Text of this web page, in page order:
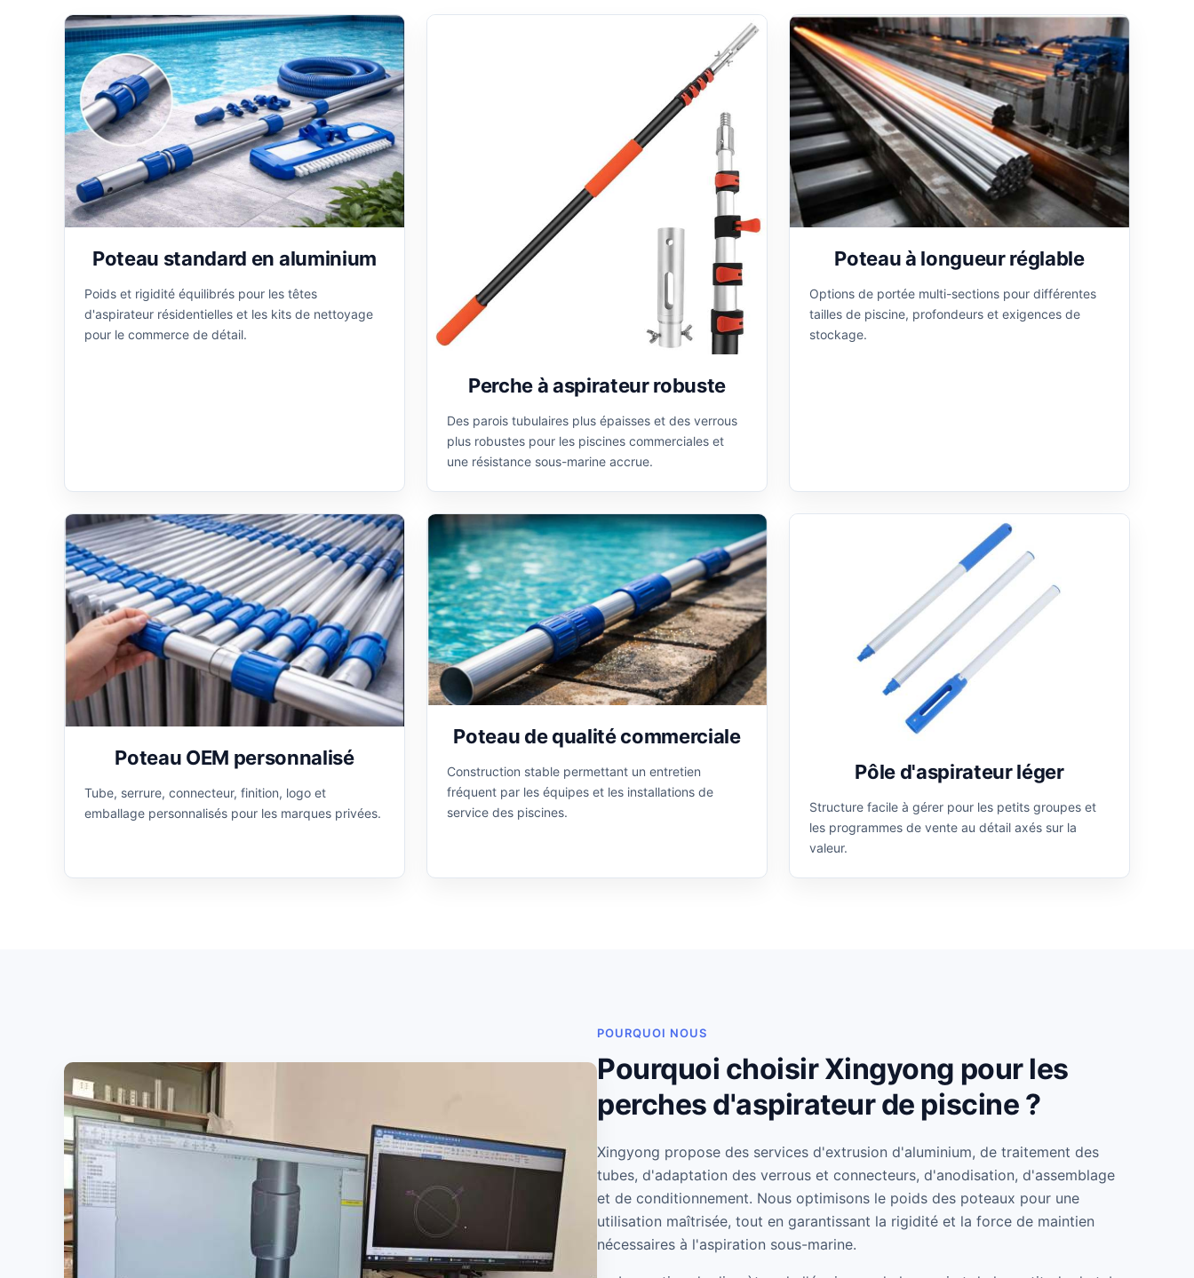
Poteau standard en aluminium
Poids et rigidité équilibrés pour les têtes
d'aspirateur résidentielles et les kits de nettoyage
pour le commerce de détail.
Perche à aspirateur robuste
Des parois tubulaires plus épaisses et des verrous
plus robustes pour les piscines commerciales et
une résistance sous-marine accrue.
Poteau à longueur réglable
Options de portée multi-sections pour différentes
tailles de piscine, profondeurs et exigences de
stockage.
Poteau OEM personnalisé
Tube, serrure, connecteur, finition, logo et
emballage personnalisés pour les marques privées.
Poteau de qualité commerciale
Construction stable permettant un entretien
fréquent par les équipes et les installations de
service des piscines.
Pôle d'aspirateur léger
Structure facile à gérer pour les petits groupes et
les programmes de vente au détail axés sur la
valeur.
POURQUOI NOUS
Pourquoi choisir Xingyong pour les
perches d'aspirateur de piscine ?
Xingyong propose des services d'extrusion d'aluminium, de traitement des
tubes, d'adaptation des verrous et connecteurs, d'anodisation, d'assemblage
et de conditionnement. Nous optimisons le poids des poteaux pour une
utilisation maîtrisée, tout en garantissant la rigidité et la force de maintien
nécessaires à l'aspiration sous-marine.